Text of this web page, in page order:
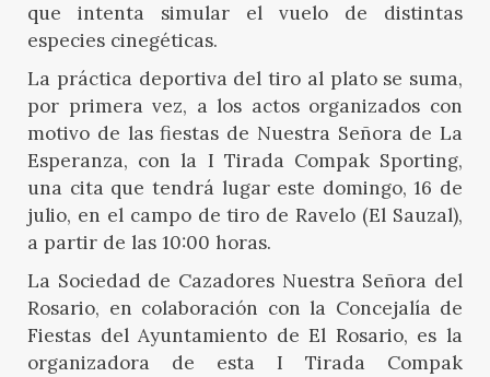
que intenta simular el vuelo de distintas
especies cinegéticas.
La práctica deportiva del tiro al plato se suma,
por primera vez, a los actos organizados con
motivo de las fiestas de Nuestra Señora de La
Esperanza, con la I Tirada Compak Sporting,
una cita que tendrá lugar este domingo, 16 de
julio, en el campo de tiro de Ravelo (El Sauzal),
a partir de las 10:00 horas.
La Sociedad de Cazadores Nuestra Señora del
Rosario, en colaboración con la Concejalía de
Fiestas del Ayuntamiento de El Rosario, es la
organizadora de esta I Tirada Compak